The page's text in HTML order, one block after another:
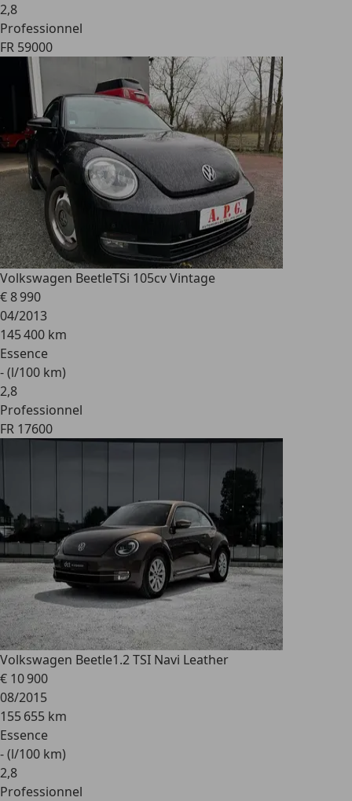
2,8
Professionnel
FR 59000
Volkswagen BeetleTSi 105cv Vintage
€ 8 990
04/2013
145 400 km
Essence
- (l/100 km)
2,8
Professionnel
FR 17600
Volkswagen Beetle1.2 TSI Navi Leather
€ 10 900
08/2015
155 655 km
Essence
- (l/100 km)
2,8
Professionnel